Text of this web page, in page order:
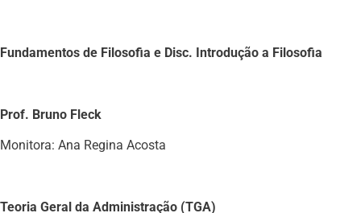
Fundamentos de Filosofia e Disc. Introdução a Filosofia
Prof. Bruno Fleck
Monitora: Ana Regina Acosta
Teoria Geral da Administração (TGA)